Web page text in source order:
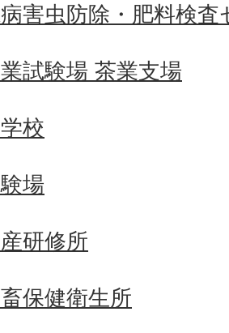
害虫防除・肥料検査
試験場 茶業支場
校
場
研修所
保健衛生所